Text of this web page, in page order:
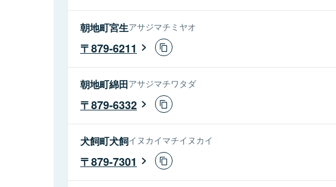
朝地町宮生アサジマチミヤオ
879-6211
朝地町綿田アサジマチワタダ
879-6332
犬飼町犬飼イヌカイマチイヌカイ
879-7301